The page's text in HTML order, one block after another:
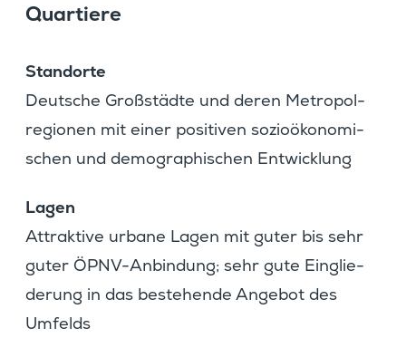
Quartiere
Stand­orte
Deutsche Großstädte und deren Metro­pol­
re­gionen mit einer positiven sozio­öko­no­mi­
schen und demogra­phi­schen Entwicklung
Lagen
Attrak­tive urbane Lagen mit guter bis sehr
guter ÖPNV-Anbin­dung; sehr gute Einglie­
de­rung in das bestehende Angebot des
Umfelds